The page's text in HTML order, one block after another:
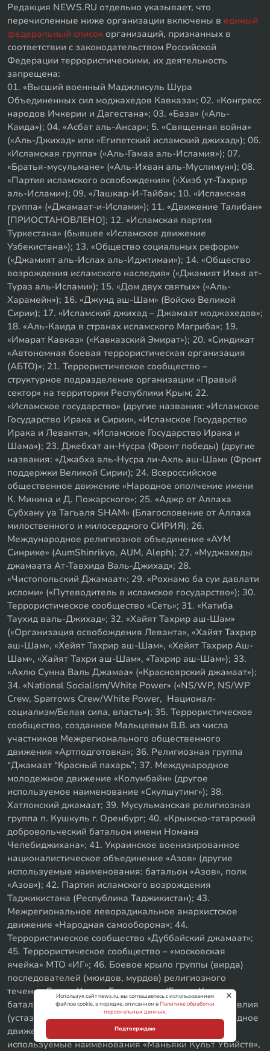
Редакция NEWS.RU отдельно указывает, что
перечисленные ниже организации включены в единый
федеральный список организаций, признанных в
соответствии с законодательством Российской
Федерации террористическими, их деятельность
запрещена:
01. «Высший военный Маджлисуль Шура
Объединенных сил моджахедов Кавказа»; 02. «Конгресс
народов Ичкерии и Дагестана»; 03. «База» («Аль-
Каида»); 04. «Асбат аль-Ансар»; 5. «Священная война»
(«Аль-Джихад» или «Египетский исламский джихад»); 06.
«Исламская группа» («Аль-Гамаа аль-Исламия»); 07.
«Братья-мусульмане» («Аль-Ихван аль-Муслимун»); 08.
«Партия исламского освобождения» («Хизб ут-Тахрир
аль-Ислами»); 09. «Лашкар-И-Тайба»; 10. «Исламская
группа» («Джамаат-и-Ислами»); 11. «Движение Талибан»
[ПРИОСТАНОВЛЕНО]; 12. «Исламская партия
Туркестана» (бывшее «Исламское движение
Узбекистана»); 13. «Общество социальных реформ»
(«Джамият аль-Ислах аль-Иджтимаи»); 14. «Общество
возрождения исламского наследия» («Джамият Ихья ат-
Тураз аль-Ислами»); 15. «Дом двух святых» («Аль-
Харамейн»); 16. «Джунд аш-Шам» (Войско Великой
Сирии); 17. «Исламский джихад – Джамаат моджахедов»;
18. «Аль-Каида в странах исламского Магриба»; 19.
«Имарат Кавказ» («Кавказский Эмират»); 20. «Синдикат
«Автономная боевая террористическая организация
(АБТО)»; 21. Террористическое сообщество –
структурное подразделение организации «Правый
сектор» на территории Республики Крым; 22.
«Исламское государство» (другие названия: «Исламское
Государство Ирака и Сирии», «Исламское Государство
Ирака и Леванта», «Исламское Государство Ирака и
Шама»); 23. Джебхат ан-Нусра (Фронт победы) (другие
названия: «Джабха аль-Нусра ли-Ахль аш-Шам» (Фронт
поддержки Великой Сирии); 24. Всероссийское
общественное движение «Народное ополчение имени
К. Минина и Д. Пожарского»; 25. «Аджр от Аллаха
Субхану уа Тагьаля SHAM» (Благословение от Аллаха
милоственного и милосердного СИРИЯ); 26.
Международное религиозное объединение «АУМ
Синрике» (AumShinrikyo, AUM, Aleph); 27. «Муджахеды
джамаата Ат-Тавхида Валь-Джихад»; 28.
«Чистопольский Джамаат»; 29. «Рохнамо ба суи давлати
исломи» («Путеводитель в исламское государство»); 30.
Террористическое сообщество «Сеть»; 31. «Катиба
Таухид валь-Джихад»; 32. «Хайят Тахрир аш-Шам»
(«Организация освобождения Леванта», «Хайят Тахрир
аш-Шам», «Хейят Тахрир аш-Шам», «Хейят Тахрир Аш-
Шам», «Хайят Тахри аш-Шам», «Тахрир аш-Шам»); 33.
«Ахлю Сунна Валь Джамаа» («Красноярский джамаат»);
34. «National Socialism/White Power» («NS/WP, NS/WP
Crew, Sparrows Crew/White Power, Национал-
социализм/Белая сила, власть»); 35. Террористическое
сообщество, созданное Мальцевым В.В. из числа
участников Межрегионального общественного
движения «Артподготовка»; 36. Религиозная группа
“Джамаат “Красный пахарь”; 37. Международное
молодежное движение «Колумбайн» (другое
используемое наименование «Скулшутинг»); 38.
Хатлонский джамаат; 39. Мусульманская религиозная
группа п. Кушкуль г. Оренбург; 40. «Крымско-татарский
добровольческий батальон имени Номана
Челебиджихана»; 41. Украинское военизированное
националистическое объединение «Азов» (другие
используемые наименования: батальон «Азов», полк
«Азов»); 42. Партия исламского возрождения
Таджикистана (Республика Таджикистан); 43.
Межрегиональное леворадикальное анархистское
движение «Народная самооборона»; 44.
Террористическое сообщество «Дуббайский джамаат»;
45. Террористическое сообщество – «московская
ячейка» МТО «ИГ»; 46. Боевое крыло группы (вирда)
последователей (мюидов, мурдов) религиозного
течения Батал-Хаджи Белхороева (Батал-Хаджи,
баталхаджинцев, белхороевцев, тариката шейха овлия
(устаза) Батал-Хаджи Белхороева); 47. Международное
движение «Маньяки Культ Убийц» (другие
используемые наименования «Маньяки Культ Убийств»,
Используя сайт news.ru, вы соглашаетесь с использованием
файлов cookie, в порядке, описанном вПолитике обработки
персональных данных.
Подтверждаю